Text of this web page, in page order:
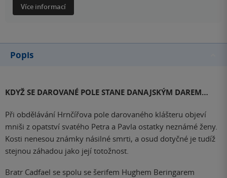
Více informací
Popis
KDYŽ SE DAROVANÉ POLE STANE DANAJSKÝM DAREM…
Při obdělávání Hrnčířova pole darovaného klášteru objeví
mniši z opatství svatého Petra a Pavla ostatky neznámé ženy.
Kosti nenesou známky násilné smrti, a osud dotyčné je tudíž
stejnou záhadou jako její totožnost.
Bratr Cadfael se spolu se šerifem Hughem Beringarem